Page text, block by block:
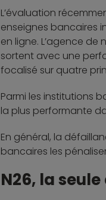
L’évaluation
enseignes bancaires
en ligne. L’agence
sortent avec une
focalisé sur quatre
Parmi les institutions
la plus performante
En général, la
bancaires les
N26, la